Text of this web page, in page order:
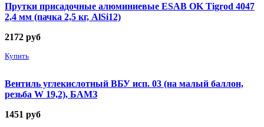
Прутки присадочные алюминиевые ESAB OK Tigrod 4047
2,4 мм (пачка 2,5 кг, AlSi12)
2172 руб
Купить
Вентиль углекислотный ВБУ исп. 03 (на малый баллон,
резьба W 19,2), БАМЗ
1451 руб